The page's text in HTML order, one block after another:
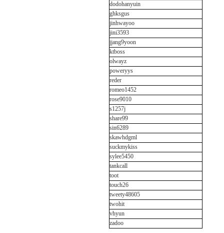
dodohanyuin
ghksgus
jinhwayoo
jini3593
jjang9yoon
ktboss
olwayz
poweryys
reder
romeo1452
rose9010
s1257j
share99
sin6289
skawhdgml
suckmykiss
sylee5450
tankcall
toot
touch26
tweety48605
twohit
vhyun
zadoo